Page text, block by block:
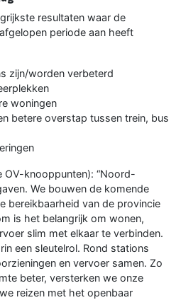
resultaten waar de
periode aan heeft
zijn/worden verbeterd
woningen
betere overstap tussen trein, bus
knooppunten): “Noord-
We bouwen de komende
bereikbaarheid van de provincie
is het belangrijk om wonen,
slim met elkaar te verbinden.
een sleutelrol. Rond stations
en vervoer samen. Zo
beter, versterken we onze
reizen met het openbaar